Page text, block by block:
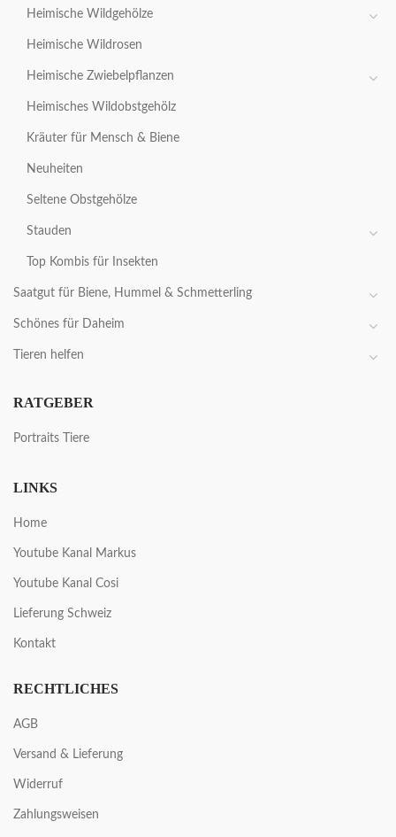
Heimische Wildgehölze
Heimische Wildrosen
Heimische Zwiebelpflanzen
Heimisches Wildobstgehölz
Kräuter für Mensch & Biene
Neuheiten
Seltene Obstgehölze
Stauden
Top Kombis für Insekten
Saatgut für Biene, Hummel & Schmetterling
Schönes für Daheim
Tieren helfen
RATGEBER
Portraits Tiere
LINKS
Home
Youtube Kanal Markus
Youtube Kanal Cosi
Lieferung Schweiz
Kontakt
RECHTLICHES
AGB
Versand & Lieferung
Widerruf
Zahlungsweisen